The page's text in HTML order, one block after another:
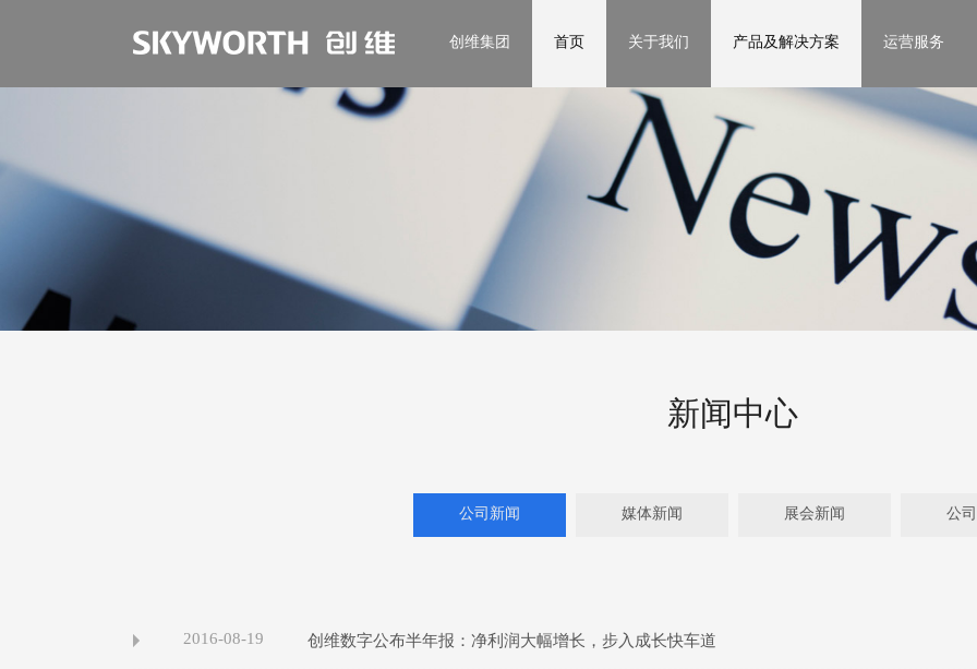
创维集团 首页 关于我们 产品及解决方案 运营服务
新闻中心
公司新闻 媒体新闻 展会新闻 公
2016-08-19 创维数字公布半年报：净利润大幅增长，步入成长快车道